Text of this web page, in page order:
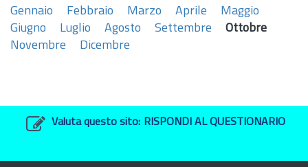
Gennaio
Febbraio Marzo Aprile
Maggio
Giugno
Luglio Agosto Settembre
Ottobre
Novembre
Dicembre
Valuta questo sito: RISPONDI AL QUESTIONARIO